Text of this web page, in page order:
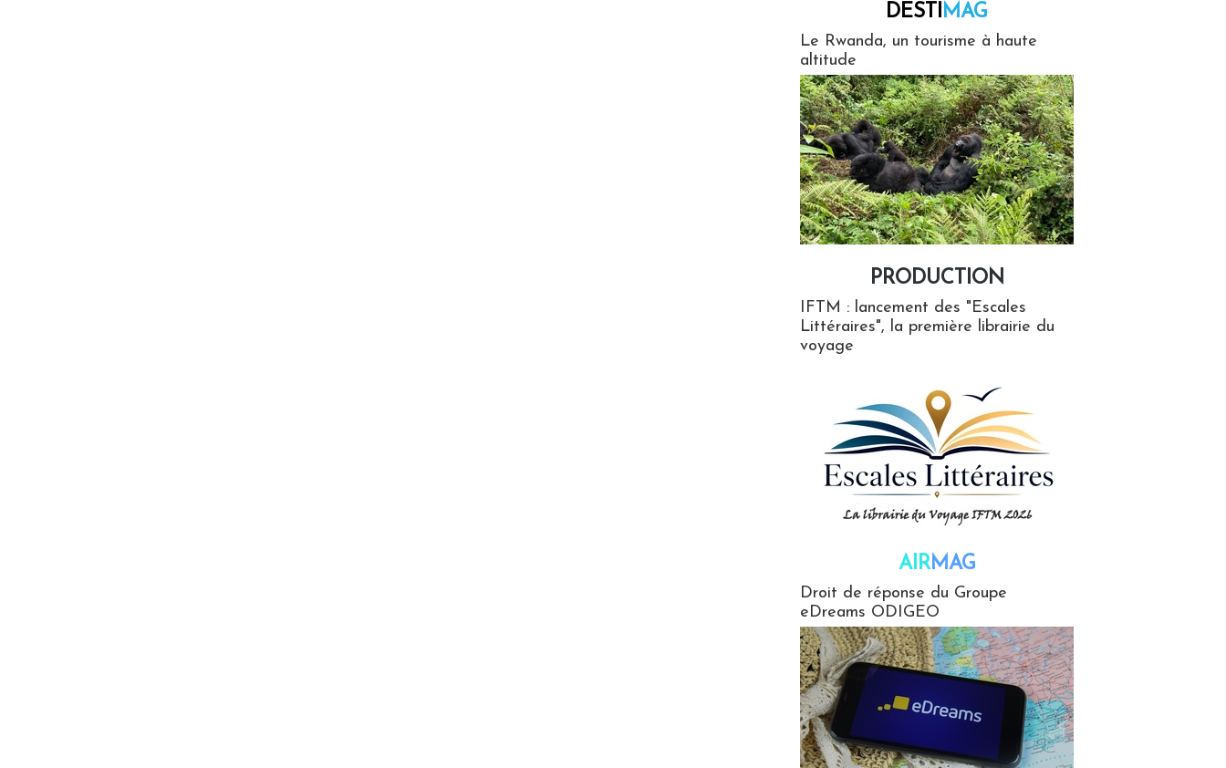
DESTIMAG
Le Rwanda, un tourisme à haute
altitude
PRODUCTION
IFTM : lancement des "Escales
Littéraires", la première librairie du
voyage
AIRMAG
Droit de réponse du Groupe
eDreams ODIGEO